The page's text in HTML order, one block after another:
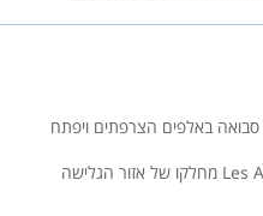
סבואה באלפים הצרפתים ויפתח
המועדון נמצא באתר הסקי Les Arcs 1600 מחלקו של אזור הגלישה